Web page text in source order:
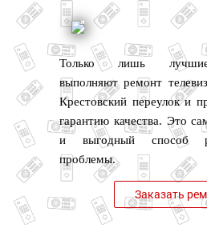
Только лишь
выполняют ремонт
Крестовский переулок и
гарантию качества. Это
и выгодный способ
проблемы.
Заказать